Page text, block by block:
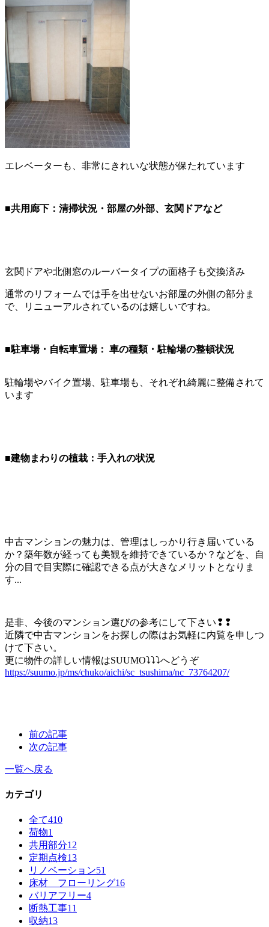
エレベーターも、非常にきれいな状態が保たれています
■共用廊下：清掃状況・部屋の外部、玄関ドアなど
玄関ドアや北側窓のルーバータイプの面格子も交換済み
通常のリフォームでは手を出せないお部屋の外側の部分ま
で、リニューアルされているのは嬉しいですね。
■駐車場・自転車置場： 車の種類・駐輪場の整頓状況
駐輪場やバイク置場、駐車場も、それぞれ綺麗に整備されて
います
■建物まわりの植栽：手入れの状況
中古マンションの魅力は、管理はしっかり行き届いている
か？築年数が経っても美観を維持できているか？などを、自
分の目で目実際に確認できる点が大きなメリットとなりま
す...
是非、今後のマンション選びの参考にして下さい❢❢
近隣で中古マンションをお探しの際はお気軽に内覧を申しつ
けて下さい。
更に物件の詳しい情報はSUUMO⤵⤵⤵へどうぞ
https://suumo.jp/ms/chuko/aichi/sc_tsushima/nc_73764207/
前の記事
次の記事
一覧へ戻る
カテゴリ
全て410
荷物1
共用部分12
定期点検13
リノベーション51
床材 フローリング16
バリアフリー4
断熱工事11
収納13